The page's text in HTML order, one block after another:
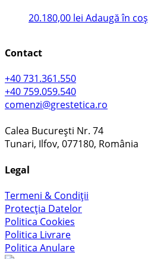
20.180,00 lei Adaugă în coș
Contact
+40 731.361.550
+40 759.059.540
comenzi@grestetica.ro
Calea București Nr. 74
Tunari, Ilfov, 077180, România
Legal
Termeni & Condiții
Protecția Datelor
Politica Cookies
Politica Livrare
Politica Anulare